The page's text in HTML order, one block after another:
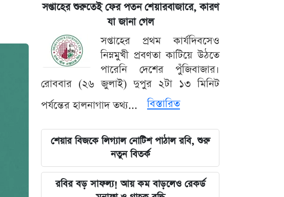
সপ্তাহের শুরুতেই ফের পতন শেয়ারবাজারে, কারণ
যা জানা গেল
সপ্তাহের প্রথম কার্যদিবসেও
নিম্নমুখী প্রবণতা কাটিয়ে উঠতে
পারেনি দেশের পুঁজিবাজার।
রোববার (২৬ জুলাই) দুপুর ২টা ১৩ মিনিট
পর্যন্তের হালনাগাদ তথ্য...
বিস্তারিত
শেয়ার বিজকে লিগ্যাল নোটিশ পাঠাল রবি, শুরু
নতুন বিতর্ক
রবির বড় সাফল্য! আয় কম বাড়লেও রেকর্ড